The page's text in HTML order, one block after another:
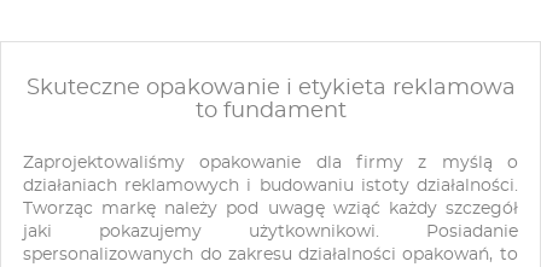
Skuteczne opakowanie i etykieta reklamowa
to fundament
Zaprojektowaliśmy opakowanie dla firmy z myślą o
działaniach reklamowych i budowaniu istoty działalności.
Tworząc markę należy pod uwagę wziąć każdy szczegół
jaki pokazujemy użytkownikowi. Posiadanie
spersonalizowanych do zakresu działalności opakowań, to